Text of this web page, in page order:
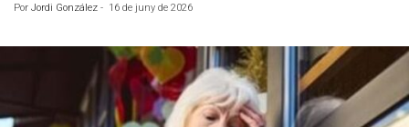
Por Jordi González - 16 de juny de 2026